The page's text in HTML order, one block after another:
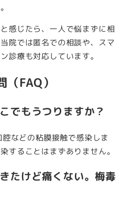
感じたら、一人で悩まずに相
院では匿名での相談や、スマ
診療も対応しています。
FAQ）
でもうつりますか？
などの粘膜接触で感染しま
することはまずありません。
たけど痛くない。梅毒